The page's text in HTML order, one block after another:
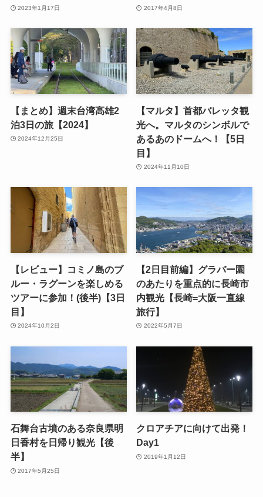
2023年1月17日 2017年4月8日
【まとめ】週末台湾高雄2
泊3日の旅【2024】
2024年12月25日
【マルタ】首都バレッタ観
光へ。マルタのシンボルで
あるあのドームへ！【5日
目】
2024年11月10日
【レビュー】コミノ島のブ
ルー・ラグーンを楽しめる
ツアーに参加！(後半)【3日
目】
2024年10月2日
【2日目前編】グラバー園
のあたりを重点的に長崎市
内観光【長崎=大阪一直線
旅行】
2022年5月7日
石舞台古墳のある奈良県明
日香村を日帰り観光【後
半】
2017年5月25日
クロアチアに向けて出発！
Day1
2019年1月12日